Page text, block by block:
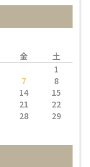
金
土
1
7
8
14
15
21
22
28
29